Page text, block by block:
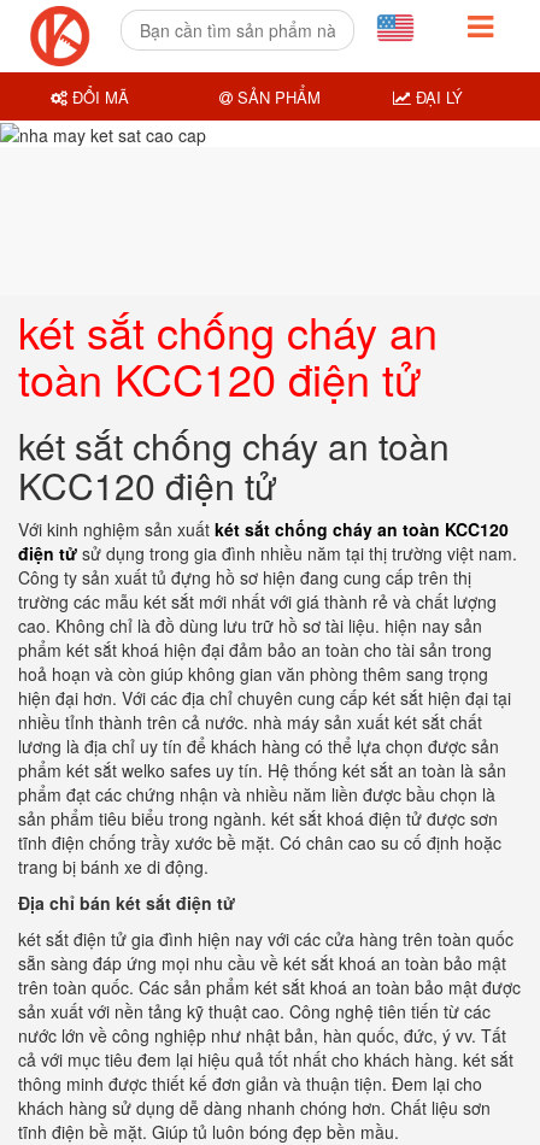
két sắt chống cháy an
toàn KCC120 điện tử
két sắt chống cháy an toàn
KCC120 điện tử
Với kinh nghiệm sản xuất két sắt chống cháy an toàn KCC120
điện tử sử dụng trong gia đình nhiều năm tại thị trường việt nam.
Công ty sản xuất tủ đựng hồ sơ hiện đang cung cấp trên thị
trường các mẫu két sắt mới nhất với giá thành rẻ và chất lượng
cao. Không chỉ là đồ dùng lưu trữ hồ sơ tài liệu. hiện nay sản
phẩm két sắt khoá hiện đại đảm bảo an toàn cho tài sản trong
hoả hoạn và còn giúp không gian văn phòng thêm sang trọng
hiện đại hơn. Với các địa chỉ chuyên cung cấp két sắt hiện đại tại
nhiều tỉnh thành trên cả nước. nhà máy sản xuất két sắt chất
lương là địa chỉ uy tín để khách hàng có thể lựa chọn được sản
phẩm két sắt welko safes uy tín. Hệ thống két sắt an toàn là sản
phẩm đạt các chứng nhận và nhiều năm liền được bầu chọn là
sản phẩm tiêu biểu trong ngành. két sắt khoá điện tử được sơn
tĩnh điện chống trầy xước bề mặt. Có chân cao su cố định hoặc
trang bị bánh xe di động.
Địa chỉ bán két sắt điện tử
két sắt điện tử gia đình hiện nay với các cửa hàng trên toàn quốc
sẵn sàng đáp ứng mọi nhu cầu về két sắt khoá an toàn bảo mật
trên toàn quốc. Các sản phẩm két sắt khoá an toàn bảo mật được
sản xuất với nền tảng kỹ thuật cao. Công nghệ tiên tiến từ các
nước lớn về công nghiệp như nhật bản, hàn quốc, đức, ý vv. Tất
cả với mục tiêu đem lại hiệu quả tốt nhất cho khách hàng. két sắt
thông minh được thiết kế đơn giản và thuận tiện. Đem lại cho
khách hàng sử dụng dễ dàng nhanh chóng hơn. Chất liệu sơn
tĩnh điện bề mặt. Giúp tủ luôn bóng đẹp bền mầu.
ĐỔI MÃ SẢN PHẨM ĐẠI LÝ